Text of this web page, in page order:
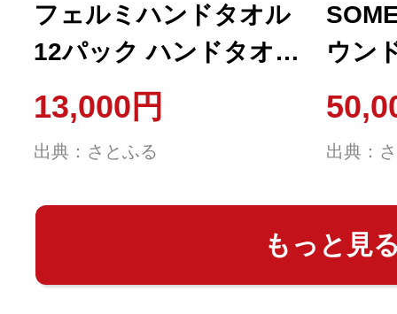
フェルミハンドタオル
12パック ハンドタオル
ペーパータオル 日用品
[sf002-045]
13,000円
出典：さとふる
ウン
[ソメ
出典：
もっと見